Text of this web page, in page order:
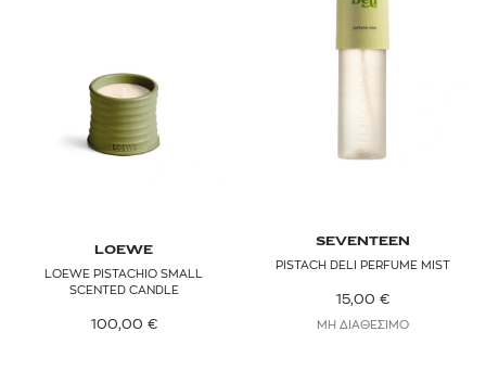
TESORI D'ORIENTE
TOM FORD
TRUSSARDI
LOEWE
LOEWE PISTACHIO SMALL
SCENTED CANDLE
100,00 €
SEVENTEEN
PISTACH DELI PERFUME MIST
15,00 €
ΜΗ ΔΙΑΘΕΣΙΜΟ